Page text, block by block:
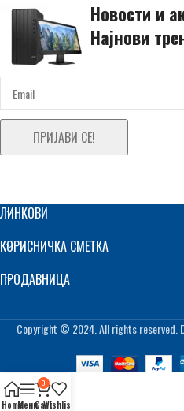
Новости и
Најнови
ПРИЈАВИ СЕ!
ЛИНКОВИ
КОРИСНИЧКА СМЕТКА
ПРОДАВНИЦА
Copyright © 2024. All rights reserved.
HomeМени
0
CartWishlist